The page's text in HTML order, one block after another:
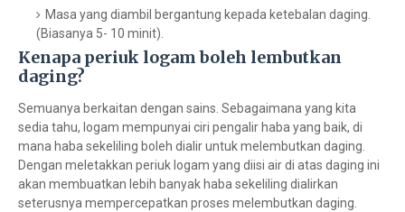
Masa yang diambil bergantung kepada ketebalan daging.
(Biasanya 5- 10 minit).
Kenapa periuk logam boleh lembutkan
daging?
Semuanya berkaitan dengan sains. Sebagaimana yang kita
sedia tahu, logam mempunyai ciri pengalir haba yang baik, di
mana haba sekeliling boleh dialir untuk melembutkan daging.
Dengan meletakkan periuk logam yang diisi air di atas daging ini
akan membuatkan lebih banyak haba sekeliling dialirkan
seterusnya mempercepatkan proses melembutkan daging.